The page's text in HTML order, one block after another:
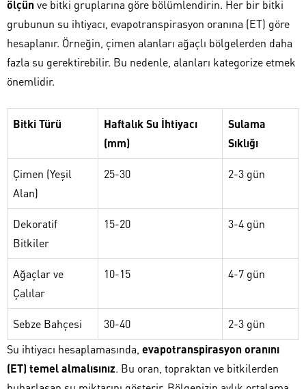
ölçün ve bitki gruplarına göre bölümlendirin. Her bir bitki
grubunun su ihtiyacı, evapotranspirasyon oranına (ET) göre
hesaplanır. Örneğin, çimen alanları ağaçlı bölgelerden daha
fazla su gerektirebilir. Bu nedenle, alanları kategorize etmek
önemlidir.
Bitki Türü
Haftalık Su İhtiyacı
(mm)
Sulama
Sıklığı
Çimen (Yeşil
Alan)
25-30 2-3 gün
Dekoratif
Bitkiler
15-20 3-4 gün
Ağaçlar ve
Çalılar
10-15 4-7 gün
Sebze Bahçesi 30-40
2-3 gün
Su ihtiyacı hesaplamasında, evapotranspirasyon oranını
(ET) temel almalısınız. Bu oran, topraktan ve bitkilerden